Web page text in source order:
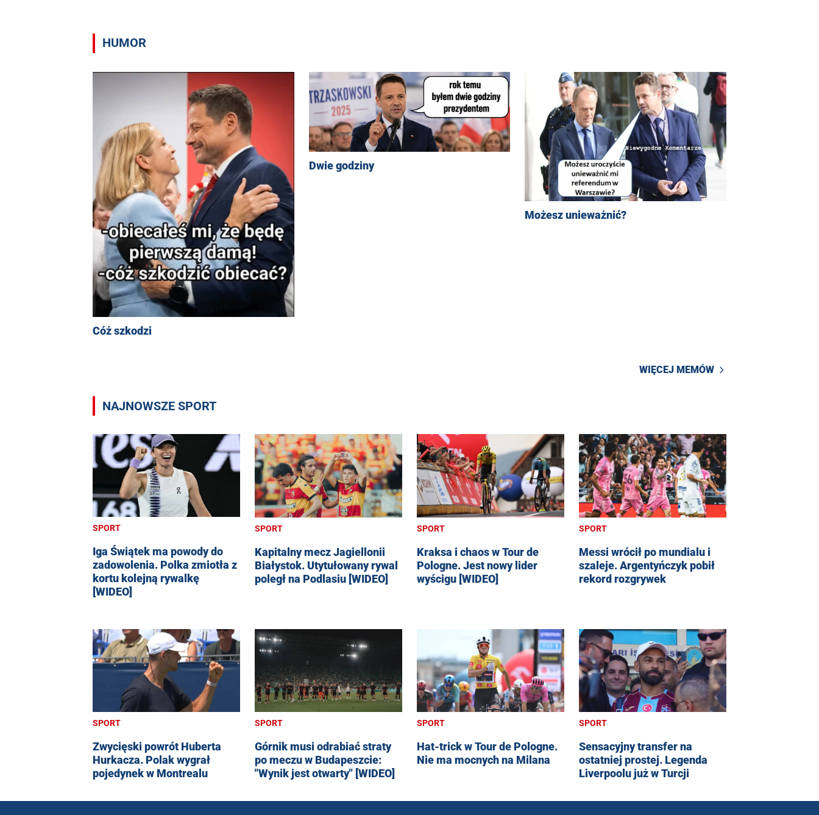
HUMOR
Cóż szkodzi
Dwie godziny
Możesz unieważnić?
WIĘCEJ MEMÓW
NAJNOWSZE SPORT
SPORT
Iga Świątek ma powody do
zadowolenia. Polka zmiotła z
kortu kolejną rywalkę
[WIDEO]
SPORT
Kapitalny mecz Jagiellonii
Białystok. Utytułowany rywal
poległ na Podlasiu [WIDEO]
SPORT
Kraksa i chaos w Tour de
Pologne. Jest nowy lider
wyścigu [WIDEO]
SPORT
Messi wrócił po mundialu i
szaleje. Argentyńczyk pobił
rekord rozgrywek
SPORT
Zwycięski powrót Huberta
Hurkacza. Polak wygrał
pojedynek w Montrealu
SPORT
Górnik musi odrabiać straty
po meczu w Budapeszcie:
"Wynik jest otwarty" [WIDEO]
SPORT
Hat-trick w Tour de Pologne.
Nie ma mocnych na Milana
SPORT
Sensacyjny transfer na
ostatniej prostej. Legenda
Liverpoolu już w Turcji